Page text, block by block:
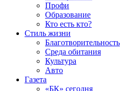
Профи
Образование
Кто есть кто?
Стиль жизни
Благотворительность
Среда обитания
Культура
Авто
Газета
«БК» сегодня